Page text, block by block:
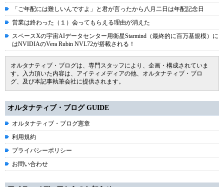
「ご年配には難しいんですよ」と君が言ったから八月二日は年配記念日
営業は終わった（１）会ってもらえる理由が消えた
スペースXの宇宙AIデータセンター用衛星Starmind（最終的に百万基規模）に
はNVIDIAのVera Rubin NVL72が搭載される！
オルタナティブ・ブログは、専門スタッフにより、企画・構成されていま
す。入力頂いた内容は、アイティメディアの他、オルタナティブ・ブロ
グ、及び本記事執筆会社に提供されます。
オルタナティブ・ブログ GUIDE
オルタナティブ・ブログ憲章
利用規約
プライバシーポリシー
お問い合わせ